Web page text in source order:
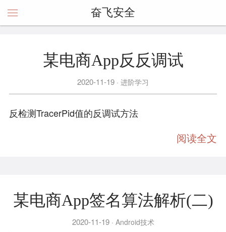
奋飞安全
某电商App反反调试
2020-11-19 进阶学习
反检测TracerPid值的反调试方法
阅读全文
某电商App签名算法解析(二)
2020-11-19 Android技术